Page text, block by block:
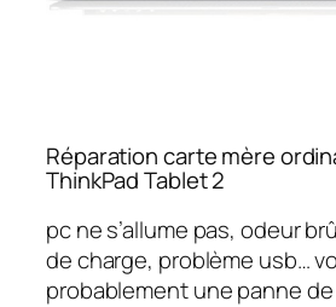
Réparation carte mère
ThinkPad Tablet 2
pc ne s’allume pas, odeur
de charge, problème usb…
probablement une panne